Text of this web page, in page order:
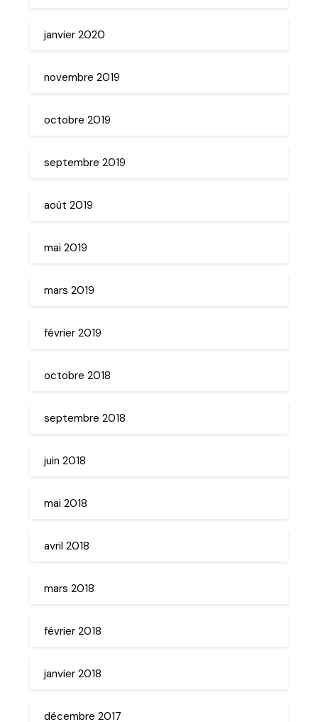
janvier 2020
novembre 2019
octobre 2019
septembre 2019
août 2019
mai 2019
mars 2019
février 2019
octobre 2018
septembre 2018
juin 2018
mai 2018
avril 2018
mars 2018
février 2018
janvier 2018
décembre 2017